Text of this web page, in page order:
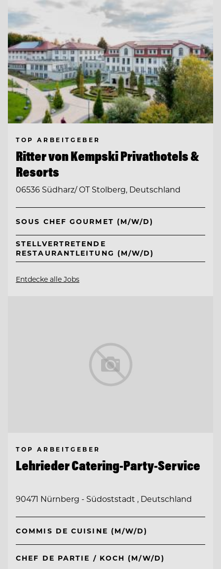
TOP ARBEITGEBER
Ritter von Kempski Privathotels &
Resorts
06536 Südharz/ OT Stolberg, Deutschland
SOUS CHEF GOURMET (M/W/D)
STELLVERTRETENDE
RESTAURANTLEITUNG (M/W/D)
Entdecke alle Jobs
TOP ARBEITGEBER
Lehrieder Catering-Party-Service
90471 Nürnberg - Südoststadt , Deutschland
COMMIS DE CUISINE (M/W/D)
CHEF DE PARTIE / KOCH (M/W/D)